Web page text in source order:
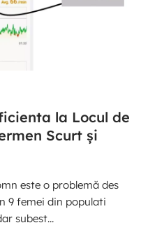
la Locul de
Scurt și
este o problemă des
9 femei din populati
subest...